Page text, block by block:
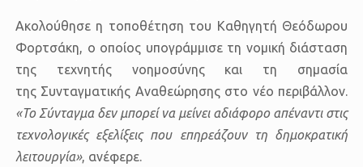
Ακολούθησε η τοποθέτηση του Καθηγητή Θεόδωρου
Φορτσάκη, ο οποίος υπογράμμισε τη νομική διάσταση
της τεχνητής νοημοσύνης και τη σημασία
της Συνταγματικής Αναθεώρησηςστο νέο περιβάλλον.
«Το Σύνταγμα δεν μπορεί να μείνει αδιάφορο απέναντι στις
τεχνολογικές εξελίξεις που επηρεάζουν τη δημοκρατική
λειτουργία», ανέφερε.